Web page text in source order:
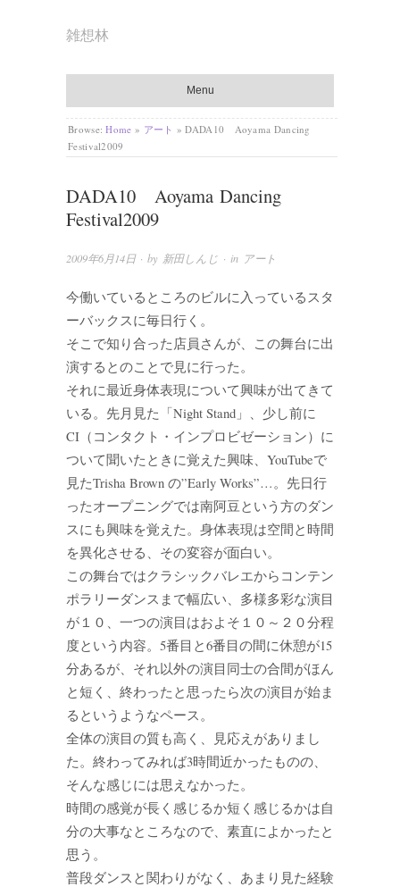
雑想林
Menu
Browse: Home » アート » DADA10 Aoyama Dancing
Festival2009
DADA10 Aoyama Dancing
Festival2009
2009年6月14日· by 新田しんじ · in アート
今働いているところのビルに入っているスタ
ーバックスに毎日行く。
そこで知り合った店員さんが、この舞台に出
演するとのことで見に行った。
それに最近身体表現について興味が出てきて
いる。先月見た「Night Stand」、少し前に
CI（コンタクト・インプロビゼーション）に
ついて聞いたときに覚えた興味、YouTubeで
見たTrisha Brown の”Early Works”…。先日行
ったオープニングでは南阿豆という方のダン
スにも興味を覚えた。身体表現は空間と時間
を異化させる、その変容が面白い。
この舞台ではクラシックバレエからコンテン
ポラリーダンスまで幅広い、多様多彩な演目
が１０、一つの演目はおよそ１０～２０分程
度という内容。5番目と6番目の間に休憩が15
分あるが、それ以外の演目同士の合間がほん
と短く、終わったと思ったら次の演目が始ま
るというようなペース。
全体の演目の質も高く、見応えがありまし
た。終わってみれば3時間近かったものの、
そんな感じには思えなかった。
時間の感覚が長く感じるか短く感じるかは自
分の大事なところなので、素直によかったと
思う。
普段ダンスと関わりがなく、あまり見た経験